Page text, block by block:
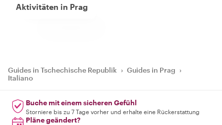
Aktivitäten in Prag
Guides in Tschechische Republik › Guides in Prag ›
Italiano
Buche mit einem sicheren Gefühl
Storniere bis zu 7 Tage vorher und erhalte eine Rückerstattung
Pläne geändert?